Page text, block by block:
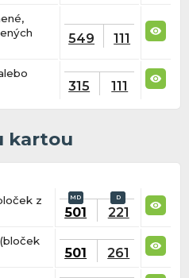
549 111
315 111
kartou
z
501 221
501 261